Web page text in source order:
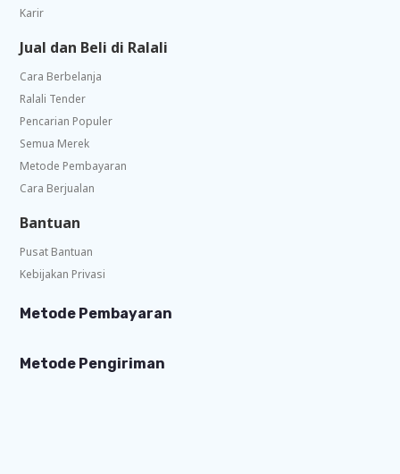
Karir
Jual dan Beli di Ralali
Cara Berbelanja
Ralali Tender
Pencarian Populer
Semua Merek
Metode Pembayaran
Cara Berjualan
Bantuan
Pusat Bantuan
Kebijakan Privasi
Metode Pembayaran
Metode Pengiriman